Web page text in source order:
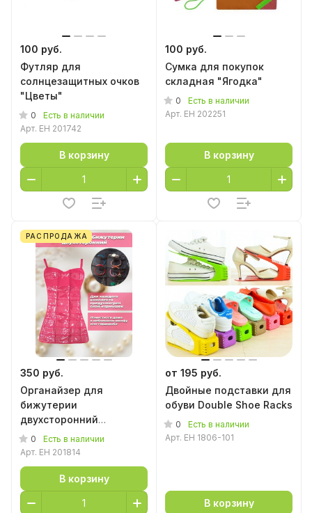
100 руб.
Футляр для
солнцезащитных очков
"Цветы"
0
Есть в наличии
Арт. EH 201742
В корзину
100 руб.
Сумка для покупок
складная "Ягодка"
0
Есть в наличии
Арт. EH 202251
В корзину
РАСПРОДАЖА
350 руб.
Органайзер для
бижутерии
двухсторонний
"Маленькое платье"
0
Есть в наличии
Арт. EH 201814
В корзину
от 195 руб.
Двойные подставки для
обуви Double Shoe Racks
0
Есть в наличии
Арт. EH 1806-101
В корзину